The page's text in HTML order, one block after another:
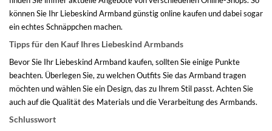
können Sie Ihr Liebeskind Armband günstig online kaufen und dabei sogar
ein echtes Schnäppchen machen.
Tipps für den Kauf Ihres Liebeskind Armbands
Bevor Sie Ihr Liebeskind Armband kaufen, sollten Sie einige Punkte
beachten. Überlegen Sie, zu welchen Outfits Sie das Armband tragen
möchten und wählen Sie ein Design, das zu Ihrem Stil passt. Achten Sie
auch auf die Qualität des Materials und die Verarbeitung des Armbands.
Schlusswort